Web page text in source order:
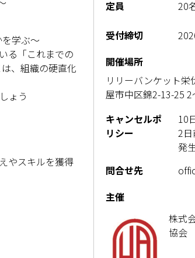
学ぶ〜
る「これまでの
、組織の硬直化
ょう
やスキルを獲得
定員
20
受付締切
開催場所
リリーバンケット
屋市中区錦2-13-25
キャンセルポ
リシー
10
2
発
問合せ先
主催
株式
協会